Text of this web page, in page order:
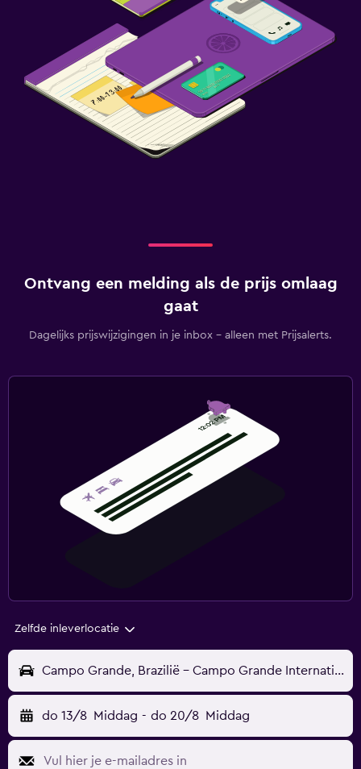
Ontvang een melding als de prijs omlaag
gaat
Dagelijks prijswijzigingen in je inbox - alleen met Prijsalerts.
Zelfde inleverlocatie
Campo Grande, Brazilië - Campo Grande Internationaal (CGR)
do 13/8 Middag - do 20/8 Middag